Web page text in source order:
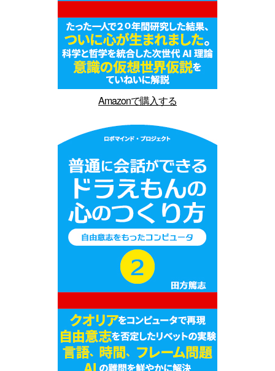
Amazonで購入する